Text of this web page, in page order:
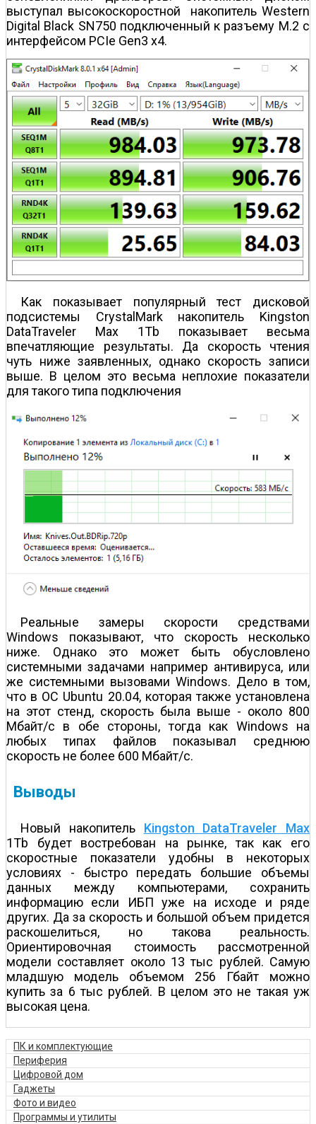
выступал высокоскоростной накопитель Western
Digital Black SN750 подключенный к разъему M.2 с
интерфейсом PCIe Gen3 x4.
Как показывает популярный тест дисковой
подсистемы CrystalMark накопитель Kingston
DataTraveler Max 1Tb показывает весьма
впечатляющие результаты. Да скорость чтения
чуть ниже заявленных, однако скорость записи
выше. В целом это весьма неплохие показатели
для такого типа подключения
Реальные замеры скорости средствами
Windows показывают, что скорость несколько
ниже. Однако это может быть обусловлено
системными задачами например антивируса, или
же системными вызовами Windows. Дело в том,
что в ОС Ubuntu 20.04, которая также установлена
на этот стенд, скорость была выше - около 800
Мбайт/с в обе стороны, тогда как Windows на
любых типах файлов показывал среднюю
скорость не более 600 Мбайт/с.
Выводы
Новый накопитель Kingston DataTraveler Max
1Tb будет востребован на рынке, так как его
скоростные показатели удобны в некоторых
условиях - быстро передать большие объемы
данных между компьютерами, сохранить
информацию если ИБП уже на исходе и ряде
других. Да за скорость и большой объем придется
раскошелиться, но такова реальность.
Ориентировочная стоимость рассмотренной
модели составляет около 13 тыс рублей. Самую
младшую модель объемом 256 Гбайт можно
купить за 6 тыс рублей. В целом это не такая уж
высокая цена.
ПК и комплектующие
Периферия
Цифровой дом
Гаджеты
Фото и видео
Программы и утилиты